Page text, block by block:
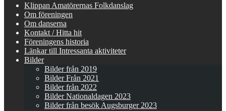
Klippan Amatörernas Folkdanslag
Om föreningen
Om danserna
Kontakt / Hitta hit
Föreningens historia
Länkar till Intressanta aktiviteter
Bilder
Bilder från 2019
Bilder Från 2021
Bilder från 2022
Bilder Nationaldagen 2023
Bilder från besök Augsburger 2023